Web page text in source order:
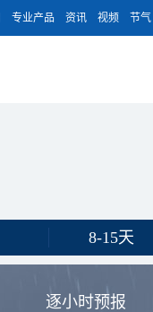
专业产品 资讯 视频 节气
8-15天
逐小时预报